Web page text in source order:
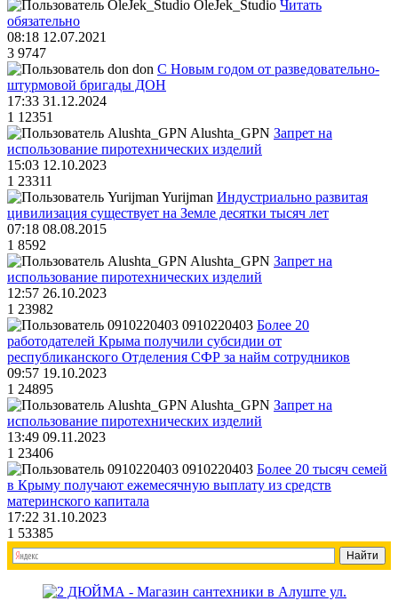
OleJek_Studio Читать
обязательно
08:18 12.07.2021
3 9747
don С Новым годом от разведовательно-
штурмовой бригады ДОН
17:33 31.12.2024
1 12351
Alushta_GPN Запрет на
использование пиротехнических изделий
15:03 12.10.2023
1 23311
Yurijman Индустриально развитая
цивилизация существует на Земле десятки тысяч лет
07:18 08.08.2015
1 8592
Alushta_GPN Запрет на
использование пиротехнических изделий
12:57 26.10.2023
1 23982
0910220403 Более 20
работодателей Крыма получили субсидии от
республиканского Отделения СФР за найм сотрудников
09:57 19.10.2023
1 24895
Alushta_GPN Запрет на
использование пиротехнических изделий
13:49 09.11.2023
1 23406
0910220403 Более 20 тысяч семей
в Крыму получают ежемесячную выплату из средств
материнского капитала
17:22 31.10.2023
1 53385